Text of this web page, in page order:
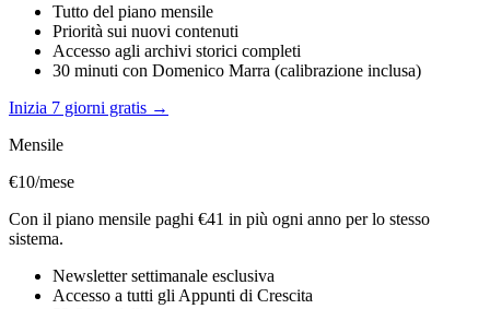
Tutto del piano mensile
Priorità sui nuovi contenuti
Accesso agli archivi storici completi
30 minuti con Domenico Marra (calibrazione inclusa)
Inizia 7 giorni gratis →
Mensile
€10/mese
Con il piano mensile paghi €41 in più ogni anno per lo stesso
sistema.
Newsletter settimanale esclusiva
Accesso a tutti gli Appunti di Crescita